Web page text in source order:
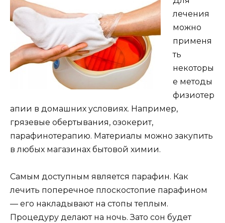
лечения
можно
применя
ть
некоторы
е методы
физиотер
апии в домашних условиях. Например,
грязевые обертывания, озокерит,
парафинотерапию. Материалы можно закупить
в любых магазинах бытовой химии.
Самым доступным является парафин. Как
лечить поперечное плоскостопие парафином
— его накладывают на стопы теплым.
Процедуру делают на ночь. Зато сон будет